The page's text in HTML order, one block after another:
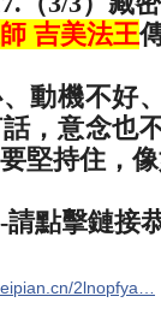
吉美法王
動機不好
，意念也
堅持住，
請點擊鏈接
2lnopfya…